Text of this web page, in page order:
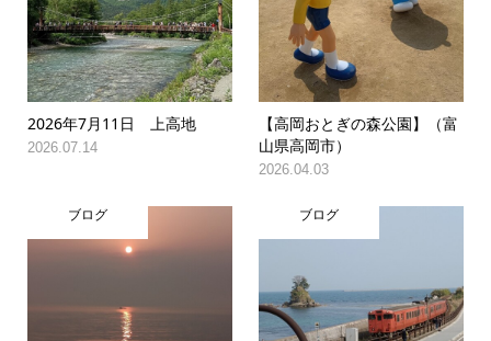
2026年7月11日 上高地
2026.07.14
【高岡おとぎの森公園】（富
山県高岡市）
2026.04.03
ブログ ブログ